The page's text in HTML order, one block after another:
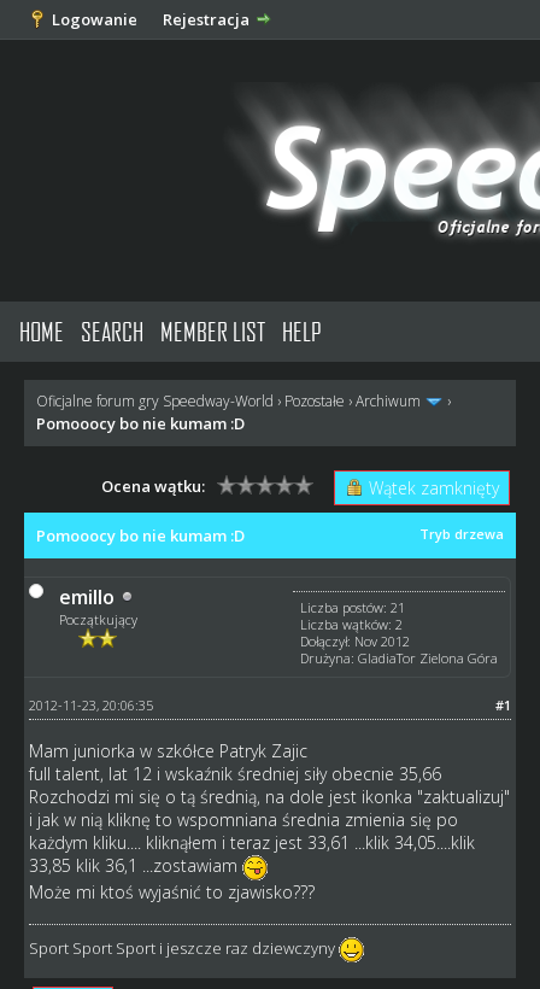
Logowanie Rejestracja
HOME SEARCH MEMBER LIST HELP
Oficjalne forum gry Speedway-World › Pozostałe ›Archiwum ›
Pomooocy bo nie kumam :D
Wątek zamknięty
Ocena wątku:
Tryb drzewa
Pomooocy bo nie kumam :D
emillo
Początkujący
Liczba postów: 21
Liczba wątków: 2
Dołączył: Nov 2012
Drużyna: GladiaTor Zielona Góra
#1
2012-11-23, 20:06:35
Mam juniorka w szkółce Patryk Zajic
full talent, lat 12 i wskaźnik średniej siły obecnie 35,66
Rozchodzi mi się o tą średnią, na dole jest ikonka "zaktualizuj"
i jak w nią kliknę to wspomniana średnia zmienia się po
każdym kliku.... kliknąłem i teraz jest 33,61 ...klik 34,05....klik
33,85 klik 36,1 ...zostawiam
Może mi ktoś wyjaśnić to zjawisko???
Sport Sport Sport i jeszcze raz dziewczyny